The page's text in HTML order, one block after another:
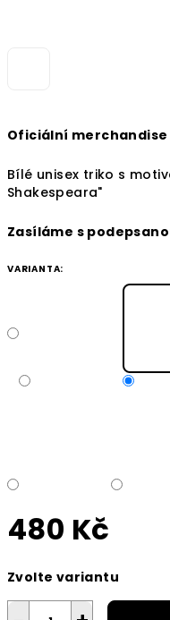
Oficiální merchandise
Bílé unisex triko s
Shakespeara"
Zasíláme s
VARIANTA:
480 Kč
cena:
Zvolte variantu